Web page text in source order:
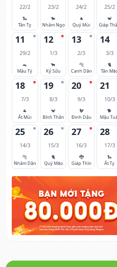
22/2
🐍
Tân Tỵ
23/2
🐎
Nhâm Ngọ
24/2
🐐
Quý Mùi
25/2
🐒
Giáp
11
29/2
🐀
Mậu Tý
12
1/3
🐂
Kỷ Sửu
13
2/3
🐅
Canh Dần
14
3/3
🐈
Tân
18
7/3
🐐
Ất Mùi
19
8/3
🐒
Bính Thân
20
9/3
🐓
Đinh Dậu
21
10/3
🐕
Mậu
25
14/3
🐅
Nhâm Dần
26
15/3
🐈
Quý Mão
27
16/3
🐉
Giáp Thìn
28
17/3
🐍
Ất Tỵ